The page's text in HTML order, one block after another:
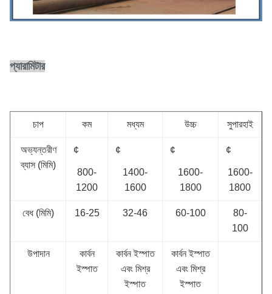
প্যারামিটার
চাপ কম মধ্যম উচ্চ সুপারহাই
অভ্যন্তরীণ
ব্যাস (মিমি)
¢
800-
1200
¢
1400-
1600
¢
1600-
1800
¢
1600-
1800
বেধ (মিমি) 16-25 32-46 60-100
80-
100
উপাদান
কার্বন
ইস্পাত
কার্বন ইস্পাত
এবং মিশ্র
ইস্পাত
কার্বন ইস্পাত
এবং মিশ্র
ইস্পাত